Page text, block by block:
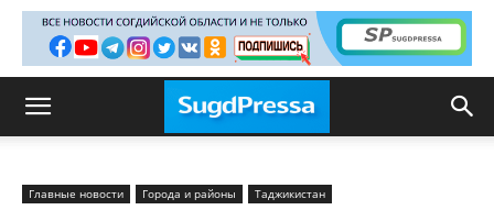
Главные новости Города и районы Таджикистан